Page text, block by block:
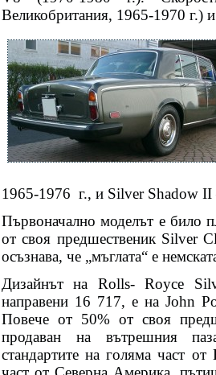
Великобритания, 1965-1970 г.)
1965-1976 г., и Silver Shadow II
Първоначално моделът е било
от своя предшественик Silver
осъзнава, че „мъглата“ е
Дизайнът на Rolls- Royce
направени 16 717, е на John
Повече от 50% от своя
продаван на вътрешния
стандартите на голяма част